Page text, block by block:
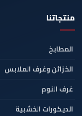
منتجاتنا
المطابخ
الخزائن وغرف الملابس
غرف النوم
الديكورات الخشبية